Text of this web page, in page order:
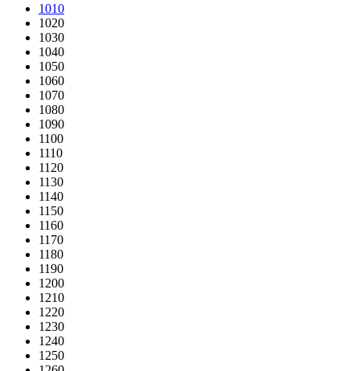
1010
1020
1030
1040
1050
1060
1070
1080
1090
1100
1110
1120
1130
1140
1150
1160
1170
1180
1190
1200
1210
1220
1230
1240
1250